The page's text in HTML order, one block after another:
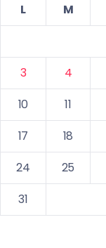
L
M
3
4
10
11
17
18
24
25
31